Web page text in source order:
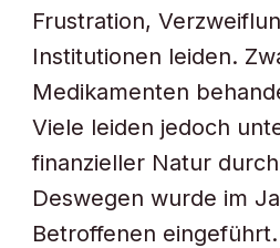
Frustration,
Institutionen leiden.
Medikamenten
Viele leiden jedoch
finanzieller Natur
Deswegen wurde im
Betroffenen eingeführt.